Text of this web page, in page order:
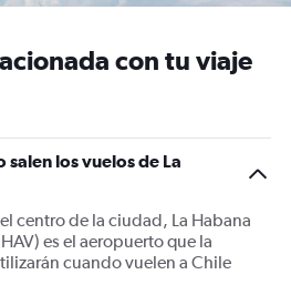
con tu viaje
los vuelos de La
centro de la ciudad, La Habana
es el aeropuerto que la
cuando vuelen a Chile